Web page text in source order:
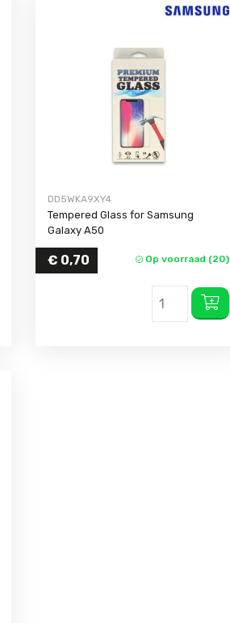
DD5WKA9XY4
Tempered Glass for Samsung
Galaxy A50
€ 0,70 Op voorraad (20)